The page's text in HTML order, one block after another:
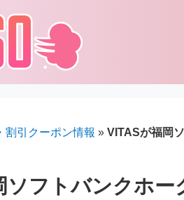
割引クーポン情報 » VITASが福岡
ソフトバンクホ